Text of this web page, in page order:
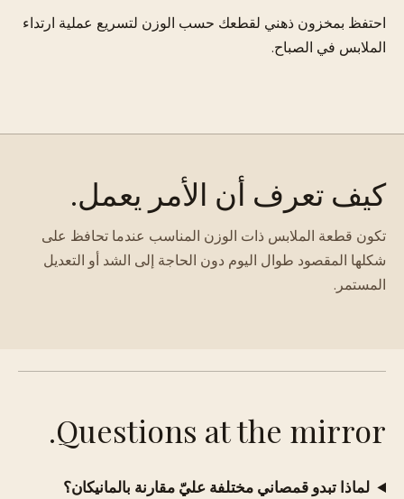
احتفظ بمخزون ذهني لقطعك حسب الوزن لتسريع عملية ارتداء
الملابس في الصباح.
كيف تعرف أن الأمر يعمل.
تكون قطعة الملابس ذات الوزن المناسب عندما تحافظ على
شكلها المقصود طوال اليوم دون الحاجة إلى الشد أو التعديل
المستمر.
Questions at the mirror.
لماذا تبدو قمصاني مختلفة عليّ مقارنة بالمانيكان؟